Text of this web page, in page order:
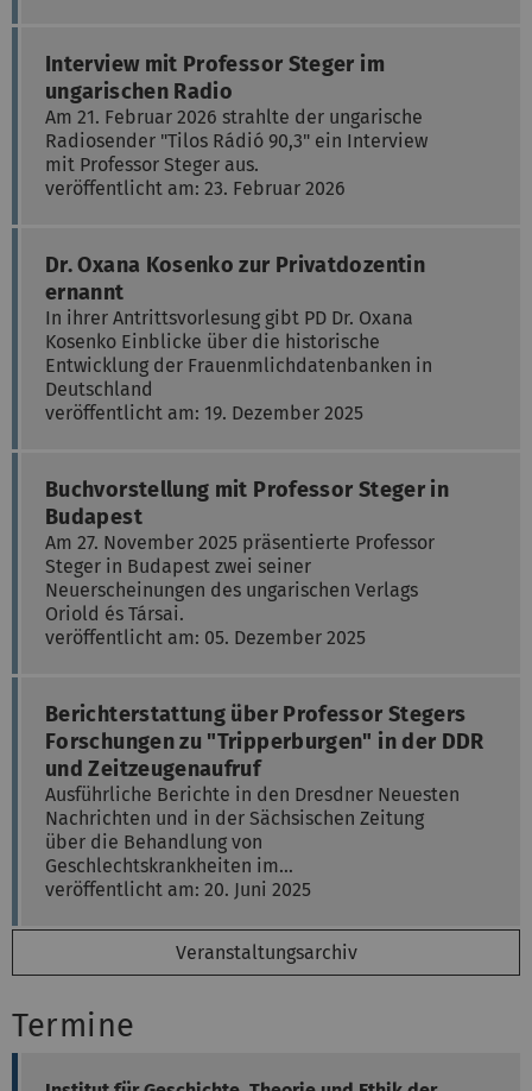
Interview mit Professor Steger im
ungarischen Radio
Am 21. Februar 2026 strahlte der ungarische
Radiosender "Tilos Rádió 90,3" ein Interview
mit Professor Steger aus.
veröffentlicht am: 23. Februar 2026
Dr. Oxana Kosenko zur Privatdozentin
ernannt
In ihrer Antrittsvorlesung gibt PD Dr. Oxana
Kosenko Einblicke über die historische
Entwicklung der Frauenmlichdatenbanken in
Deutschland
veröffentlicht am: 19. Dezember 2025
Buchvorstellung mit Professor Steger in
Budapest
Am 27. November 2025 präsentierte Professor
Steger in Budapest zwei seiner
Neuerscheinungen des ungarischen Verlags
Oriold és Társai.
veröffentlicht am: 05. Dezember 2025
Berichterstattung über Professor Stegers
Forschungen zu "Tripperburgen" in der DDR
und Zeitzeugenaufruf
Ausführliche Berichte in den Dresdner Neuesten
Nachrichten und in der Sächsischen Zeitung
über die Behandlung von
Geschlechtskrankheiten im…
veröffentlicht am: 20. Juni 2025
Veranstaltungsarchiv
Termine